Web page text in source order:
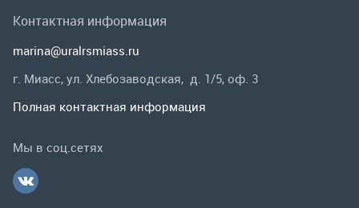
Спецпредложения
Заказать звонок